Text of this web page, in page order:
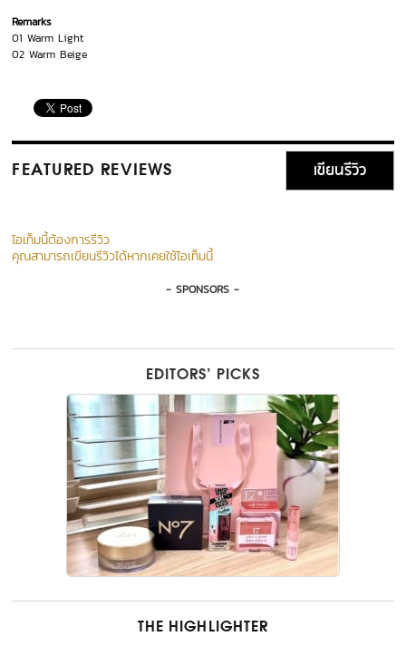
Remarks
01 Warm Light
02 Warm Beige
FEATURED REVIEWS เขียนรีวิว
ไอเท็มนี้ต้องการรีวิว
คุณสามารถเขียนรีวิวได้หากเคยใช้ไอเท็มนี้
- SPONSORS -
EDITORS’ PICKS
THE HIGHLIGHTER